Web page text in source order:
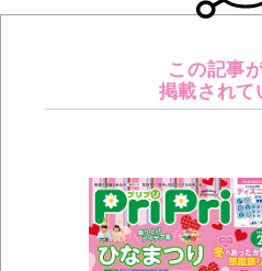
この記事
掲載されて